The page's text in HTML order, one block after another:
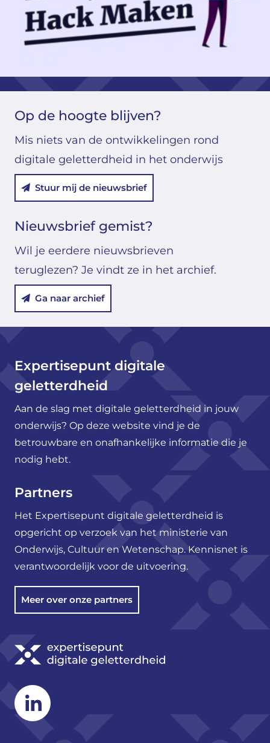
Op de hoogte blijven?
Mis niets van de ontwikkelingen rond
digitale geletterdheid in het onderwijs
Stuur mij de nieuwsbrief
Nieuwsbrief gemist?
Wil je eerdere nieuwsbrieven
teruglezen? Je vindt ze in het archief.
Ga naar archief
Expertisepunt digitale
geletterdheid
Aan de slag met digitale geletterdheid in jouw
onderwijs? Op deze website vind je de
betrouwbare en onafhankelijke informatie die je
nodig hebt.
Partners
Het Expertisepunt digitale geletterdheid is
opgericht op verzoek van het ministerie van
Onderwijs, Cultuur en Wetenschap. Kennisnet is
verantwoordelijk voor de uitvoering.
Meer over onze partners
Linkedin